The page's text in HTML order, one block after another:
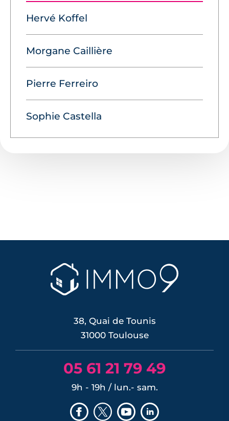
Hervé Koffel
Morgane Caillière
Pierre Ferreiro
Sophie Castella
38, Quai de Tounis
31000 Toulouse
05 61 21 79 49
9h - 19h / lun.- sam.